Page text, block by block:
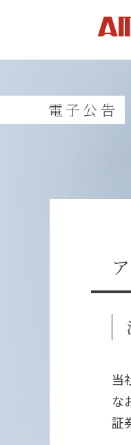
電子公告
当
な
証